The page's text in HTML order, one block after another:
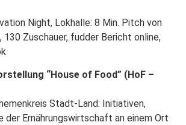
Night, Lokhalle: 8 Min. Pitch von
130 Zuschauer, fudder Bericht online,
“House of Food” (HoF –
Stadt-Land: Initiativen,
der Ernährungswirtschaft an einem Ort